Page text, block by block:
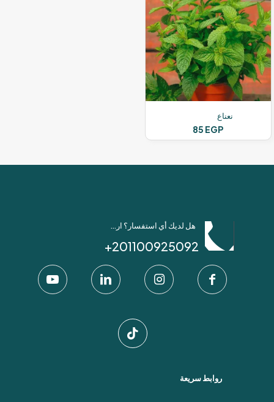
نعناع
85 EGP
هل لديك أي استفسار؟ ارسل لنا عبر واتساب!
201100925092+
روابط سريعة